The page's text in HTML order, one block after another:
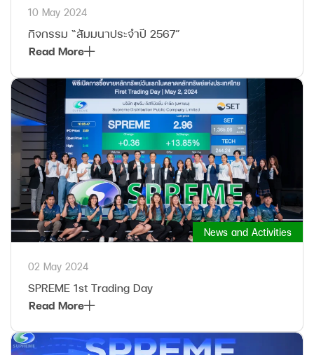
10 May 2024
กิจกรรม “สัมมนาประจำปี 2567”
Read More
News and Activities
02 May 2024
SPREME 1st Trading Day
Read More